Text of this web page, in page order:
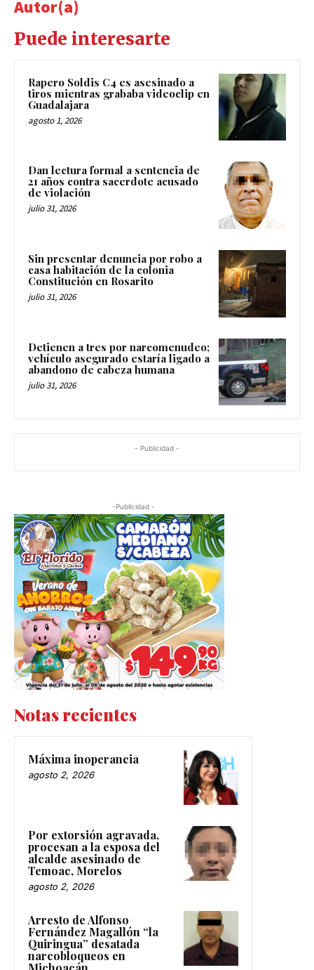
Autor(a)
Puede interesarte
Rapero Soldis C4 es asesinado a
tiros mientras grababa videoclip en
Guadalajara
agosto 1, 2026
Dan lectura formal a sentencia de
21 años contra sacerdote acusado
de violación
julio 31, 2026
Sin presentar denuncia por robo a
casa habitación de la colonia
Constitución en Rosarito
julio 31, 2026
Detienen a tres por narcomenudeo;
vehículo asegurado estaría ligado a
abandono de cabeza humana
julio 31, 2026
- Publicidad -
-Publicidad -
Notas recientes
Máxima inoperancia
agosto 2, 2026
Por extorsión agravada,
procesan a la esposa del
alcalde asesinado de
Temoac, Morelos
agosto 2, 2026
Arresto de Alfonso
Fernández Magallón “la
Quiringua” desatada
narcobloqueos en